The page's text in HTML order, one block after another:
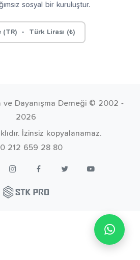
sosyal bir kuruluştur.
(TR) - Türk Lirası (₺)
ve Dayanışma Derneği © 2002 -
2026
İzinsiz kopyalanamaz.
0 212 659 28 80